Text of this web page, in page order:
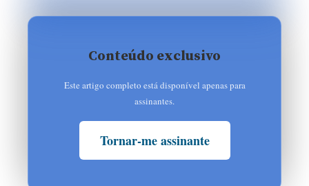
Conteúdo exclusivo
Este artigo completo está disponível apenas para
assinantes.
Tornar-me assinante